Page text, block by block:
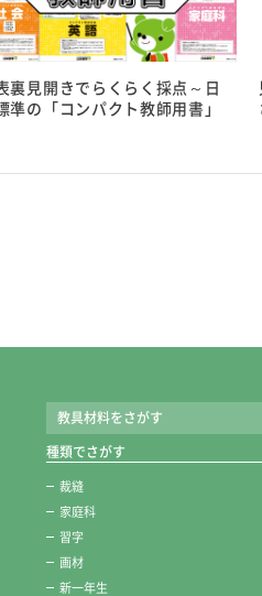
発行学年
●５年 ６年
学校納入定価
●単元別得点集計表
●パフォーマンステスト掲
●パフォーマンステスト評
●Excel版単元別/観点別得
裏見開きでらくらく採点～日
準の「コンパクト教師用書」
教具材料をさがす
種類でさがす
裁縫
家庭科
習字
画材
新一年生